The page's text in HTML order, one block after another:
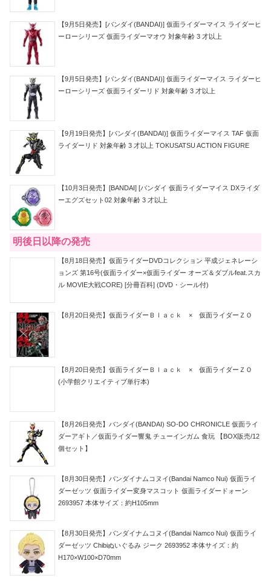
【9月5日発売】[バンダイ(BANDAI)] 仮面ライダーマイス ライダーヒ
ーローシリーズ 仮面ライダーマオウ 対象年齢 3 才以上
【9月5日発売】[バンダイ(BANDAI)] 仮面ライダーマイス ライダーヒ
ーローシリーズ 仮面ライダーリド 対象年齢 3 才以上
【9月19日発売】[バンダイ(BANDAI)] 仮面ライダーマイス TAF 仮面
ライダーリド 対象年齢 3 才以上 TOKUSATSU ACTION FIGURE
【10月3日発売】[BANDAI] [バンダイ 仮面ライダーマイス DXライダ
ーエグズセット02 対象年齢 3 才以上
明後日以降の発売
【8月18日発売】仮面ライダーDVDコレクション 平成ジェネレーシ
ョンズ 第16号(仮面ライダー×仮面ライダー オーズ＆ダブルfeat.スカ
ル MOVIE大戦CORE) [分冊百科] (DVD・シール付)
【8月20日発売】仮面ライダーＢｌａｃｋ × 仮面ライダーＺＯ
【8月20日発売】仮面ライダーＢｌａｃｋ × 仮面ライダーＺＯ
(小学館クリエイティブ単行本)
【8月26日発売】バンダイ(BANDAI) SO-DO CHRONICLE 仮面ライ
ダーアギト／仮面ライダー響鬼 チューインガム 食玩 【BOX販売/12
個セット】
【8月30日発売】バンダイナムコヌイ(Bandai Namco Nui) 仮面ライ
ダーゼッツ 仮面ライダー変身マスコット 仮面ライダードォーン
2693957 本体サイズ：約H105mm
【8月30日発売】バンダイナムコヌイ(Bandai Namco Nui) 仮面ライ
ダーゼッツ Chibiぬいぐるみ ジーク 2693952 本体サイズ：約
H170×W100×D70mm